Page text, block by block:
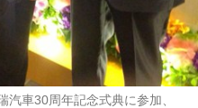
車30周年記念式典に参加、